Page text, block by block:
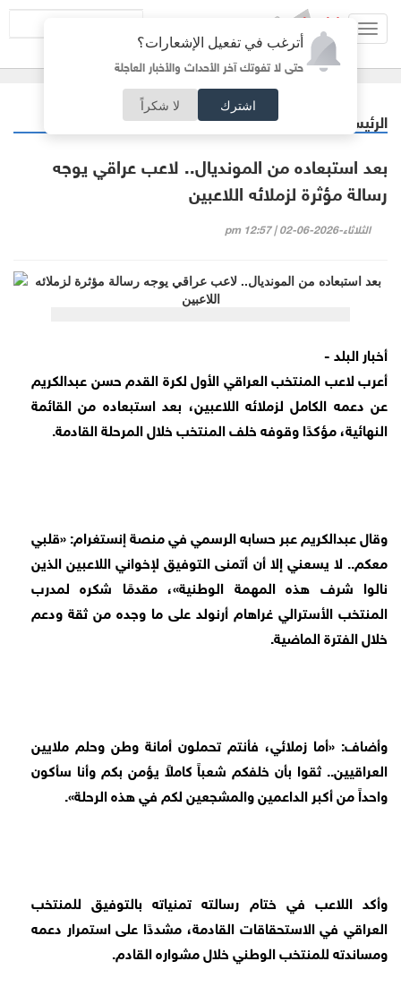
أترغب في تفعيل الإشعارات؟
حتى لا تفوتك آخر الأحداث والأخبار العاجلة
اشترك لا شكراً
الرئيسية
بعد استبعاده من المونديال.. لاعب عراقي يوجه
رسالة مؤثرة لزملائه اللاعبين
الثلاثاء-2026-06-02 | 12:57 pm
أخبار البلد -
أعرب لاعب المنتخب العراقي الأول لكرة القدم حسن عبدالكريم
عن دعمه الكامل لزملائه اللاعبين، بعد استبعاده من القائمة
النهائية، مؤكدًا وقوفه خلف المنتخب خلال المرحلة القادمة.
وقال عبدالكريم عبر حسابه الرسمي في منصة إنستغرام: «قلبي
معكم.. لا يسعني إلا أن أتمنى التوفيق لإخواني اللاعبين الذين
نالوا شرف هذه المهمة الوطنية»، مقدمًا شكره لمدرب
المنتخب الأسترالي غراهام أرنولد على ما وجده من ثقة ودعم
خلال الفترة الماضية.
وأضاف: «أما زملائي، فأنتم تحملون أمانة وطن وحلم ملايين
العراقيين.. ثقوا بأن خلفكم شعباً كاملاً يؤمن بكم وأنا سأكون
واحداً من أكبر الداعمين والمشجعين لكم في هذه الرحلة».
وأكد اللاعب في ختام رسالته تمنياته بالتوفيق للمنتخب
العراقي في الاستحقاقات القادمة، مشددًا على استمرار دعمه
ومساندته للمنتخب الوطني خلال مشواره القادم.